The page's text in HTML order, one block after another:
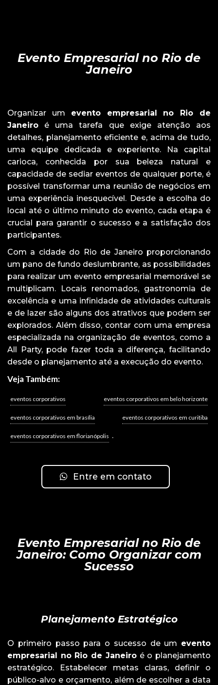
Evento Empresarial no Rio de
Janeiro
Organizar um evento empresarial no Rio de
Janeiro é uma tarefa que exige atenção aos
detalhes, planejamento eficiente e, acima de tudo,
uma equipe dedicada e experiente. Na capital
carioca, conhecida por sua beleza natural e
capacidade de sediar eventos de qualquer porte, é
possível transformar uma reunião de negócios em
uma experiência inesquecível. Desde a escolha do
local até o último minuto do evento, cada etapa é
crucial para garantir o sucesso e a satisfação dos
participantes.
Com a cidade do Rio de Janeiro proporcionando
um pano de fundo deslumbrante, as possibilidades
para realizar um evento empresarial memorável se
multiplicam. Locais renomados, gastronomia de
excelência e uma infinidade de atividades culturais
e de lazer são alguns dos atrativos que podem ser
explorados. Além disso, contar com uma empresa
especializada na organização de eventos, como a
All Party, pode fazer toda a diferença, facilitando
desde o planejamento até a execução do evento.
Veja Também:
eventos corporativos eventos corporativos em belo horizonte
eventos corporativos em brasília eventos corporativos em curitiba
eventos corporativos em florianópolis .
Entre em contato
Evento Empresarial no Rio de
Janeiro: Como Organizar com
Sucesso
Planejamento Estratégico
O primeiro passo para o sucesso de um evento
empresarial no Rio de Janeiroé o planejamento
estratégico. Estabelecer metas claras, definir o
público-alvo e orçamento, além de escolher a data